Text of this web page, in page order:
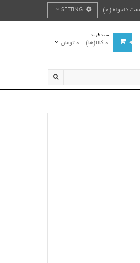
دلخواه (0) SETTING
سبد خرید
0 کالا(ها) - 0 تومان